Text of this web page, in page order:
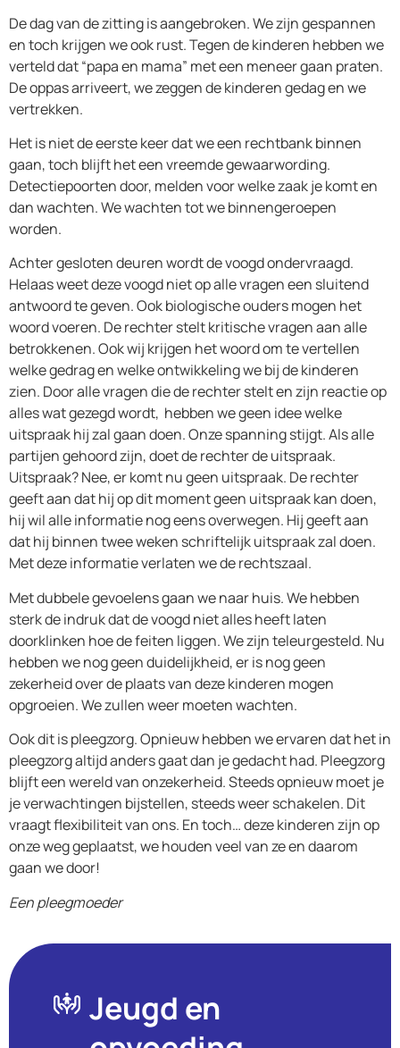
De dag van de zitting is aangebroken. We zijn gespannen
en toch krijgen we ook rust. Tegen de kinderen hebben we
verteld dat “papa en mama” met een meneer gaan praten.
De oppas arriveert, we zeggen de kinderen gedag en we
vertrekken.
Het is niet de eerste keer dat we een rechtbank binnen
gaan, toch blijft het een vreemde gewaarwording.
Detectiepoorten door, melden voor welke zaak je komt en
dan wachten. We wachten tot we binnengeroepen
worden.
Achter gesloten deuren wordt de voogd ondervraagd.
Helaas weet deze voogd niet op alle vragen een sluitend
antwoord te geven. Ook biologische ouders mogen het
woord voeren. De rechter stelt kritische vragen aan alle
betrokkenen. Ook wij krijgen het woord om te vertellen
welke gedrag en welke ontwikkeling we bij de kinderen
zien. Door alle vragen die de rechter stelt en zijn reactie op
alles wat gezegd wordt, hebben we geen idee welke
uitspraak hij zal gaan doen. Onze spanning stijgt. Als alle
partijen gehoord zijn, doet de rechter de uitspraak.
Uitspraak? Nee, er komt nu geen uitspraak. De rechter
geeft aan dat hij op dit moment geen uitspraak kan doen,
hij wil alle informatie nog eens overwegen. Hij geeft aan
dat hij binnen twee weken schriftelijk uitspraak zal doen.
Met deze informatie verlaten we de rechtszaal.
Met dubbele gevoelens gaan we naar huis. We hebben
sterk de indruk dat de voogd niet alles heeft laten
doorklinken hoe de feiten liggen. We zijn teleurgesteld. Nu
hebben we nog geen duidelijkheid, er is nog geen
zekerheid over de plaats van deze kinderen mogen
opgroeien. We zullen weer moeten wachten.
Ook dit is pleegzorg. Opnieuw hebben we ervaren dat het in
pleegzorg altijd anders gaat dan je gedacht had. Pleegzorg
blijft een wereld van onzekerheid. Steeds opnieuw moet je
je verwachtingen bijstellen, steeds weer schakelen. Dit
vraagt flexibiliteit van ons. En toch… deze kinderen zijn op
onze weg geplaatst, we houden veel van ze en daarom
gaan we door!
Een pleegmoeder
Jeugd en